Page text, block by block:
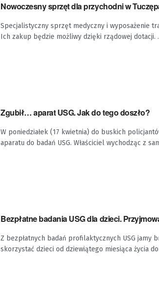
Nowoczesny sprzęt dla przychodni w
Specjalistyczny sprzęt medyczny i wyposażenie
Ich zakup będzie możliwy dzięki rządowej dotacji.
Zgubił… aparat USG. Jak do tego doszło?
W poniedziałek (17 kwietnia) do buskich
aparatu do badań USG. Właściciel wychodząc z
Bezpłatne badania USG dla dzieci.
Z bezpłatnych badań profilaktycznych USG jamy
skorzystać dzieci od dziewiątego miesiąca życia do